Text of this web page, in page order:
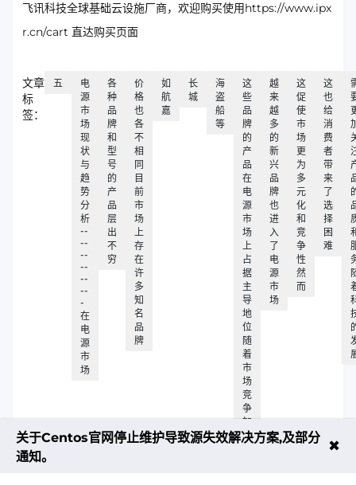
飞讯科技全球基础云设施厂商，欢迎购买使用https://www.ipx
r.cn/cart 直达购买页面
文章
标
签：
五
电
源
市
场
现
状
与
趋
势
分
析
--
--
--
--
--
--
-
在
电
源
市
场
各
种
品
牌
和
型
号
的
产
品
层
出
不
穷
价
格
也
各
不
相
同
目
前
市
场
上
存
在
许
多
知
名
品
牌
如
航
嘉
长
城
海
盗
船
等
这
些
品
牌
的
产
品
在
电
源
市
场
上
占
据
主
导
地
位
随
着
市
场
竞
争
加
剧
越
来
越
多
的
新
兴
品
牌
也
进
入
了
电
源
市
场
这
促
使
市
场
更
为
多
元
化
和
竞
争
性
然
而
这
也
给
消
费
者
带
来
了
选
择
困
难
关于Centos官网停止维护导致源失效解决方案,及部分
通知。
✖